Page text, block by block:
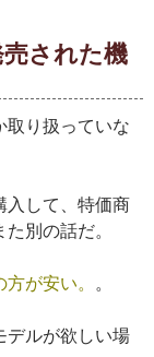
された機
取り扱っていな
入して、特価商
別の話だ。
が安い。 。
デルが欲しい場